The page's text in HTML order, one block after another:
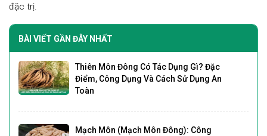
đặc trị.
BÀI VIẾT GẦN ĐÂY NHẤT
Thiên Môn Đông Có Tác Dụng Gì? Đặc
Điểm, Công Dụng Và Cách Sử Dụng An
Toàn
Mạch Môn (Mạch Môn Đông): Công